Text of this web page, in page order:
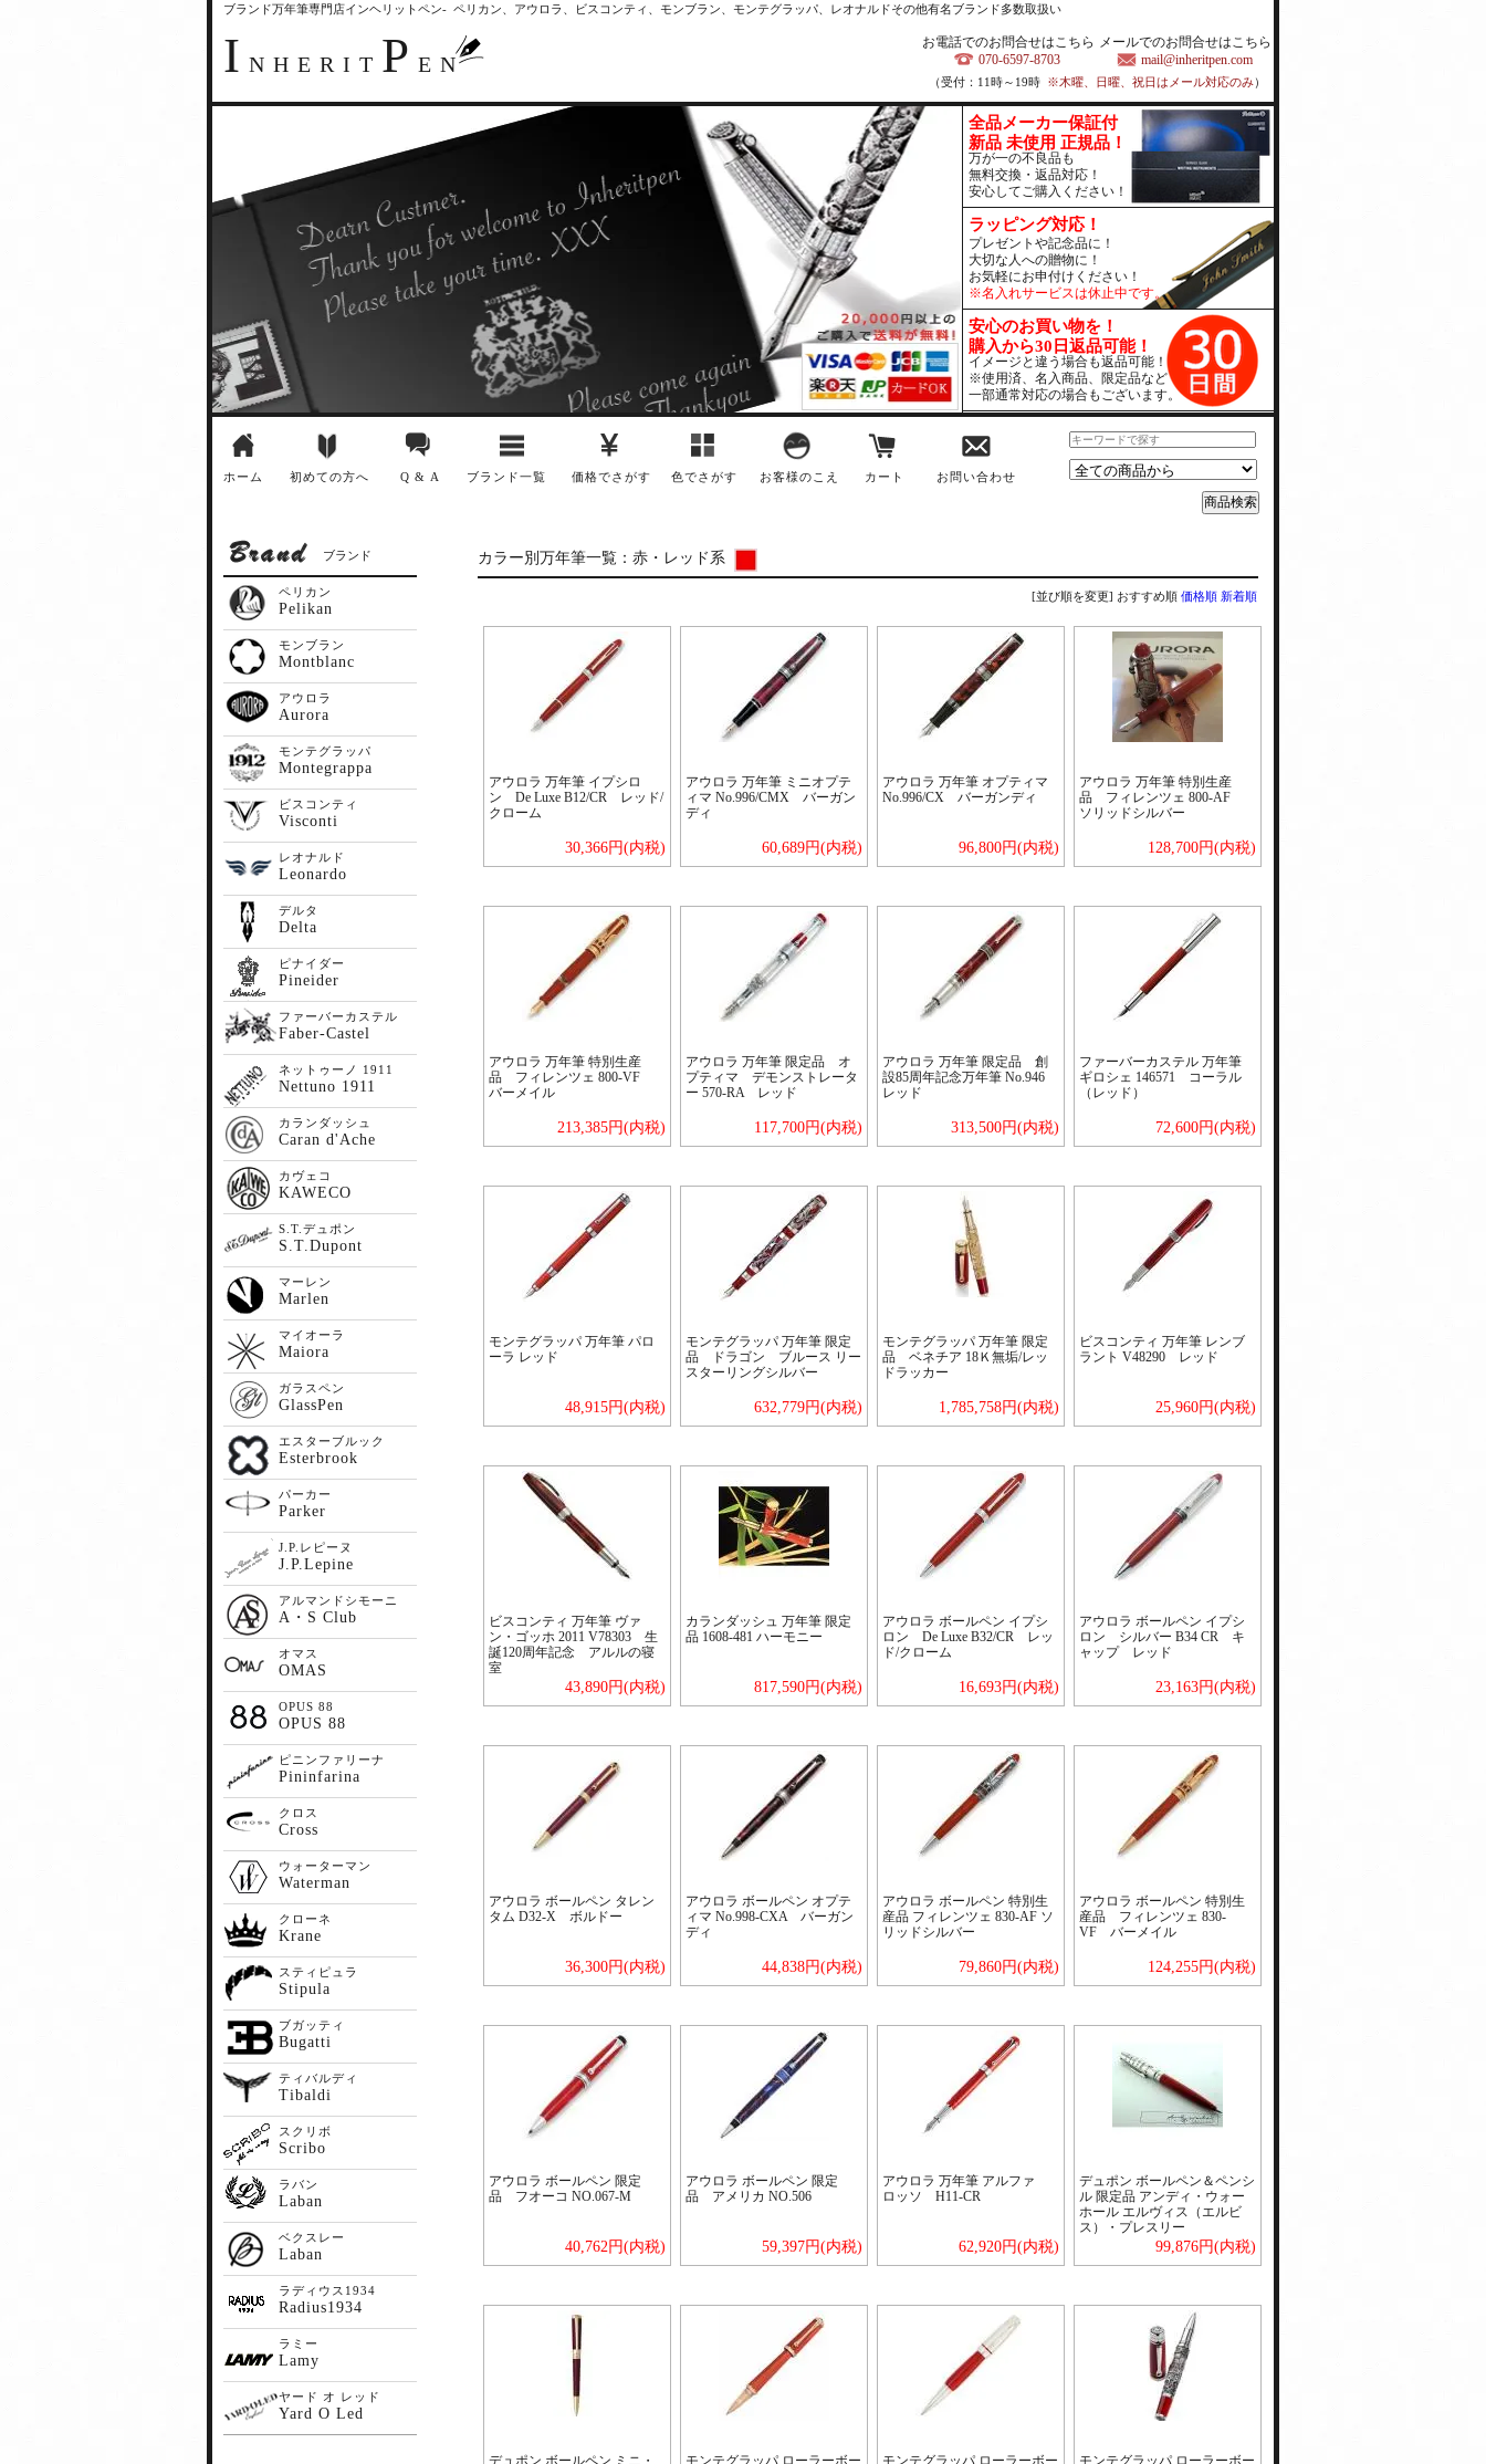
ブランド万年筆専門店インヘリットペン- ペリカン、アウロラ、ビスコンティ、モンブラン、モンテグラッパ、レオナルドその他有名ブランド多数取扱い
I NHERIT P EN
お電話でのお問合せはこちら
070-6597-8703
メールでのお問合せはこちら
mail@inheritpen.com
（受付：11時～19時 ※木曜、日曜、祝日はメール対応のみ）
全品メーカー保証付
新品 未使用 正規品！
万が一の不良品も
無料交換・返品対応！
安心してご購入ください！
ラッピング対応！
プレゼントや記念品に！
大切な人への贈物に！
お気軽にお申付けください！
※名入れサービスは休止中です。
安心のお買い物を！
購入から30日返品可能！
イメージと違う場合も返品可能！
※使用済、名入商品、限定品など
一部通常対応の場合もございます。
ホーム 初めての方へ Q & A ブランド一覧 価格でさがす 色でさがす お客様のこえ カート お問い合わせ
カラー別万年筆一覧： 赤・レッド系
[並び順を変更] おすすめ順 価格順 新着順
アウロラ 万年筆 イプシロ
ン De Luxe B12/CR レッド/
クローム
30,366円(内税)
アウロラ 万年筆 ミニオプテ
ィマ No.996/CMX バーガン
ディ
60,689円(内税)
アウロラ 万年筆 オプティマ
No.996/CX バーガンディ
96,800円(内税)
アウロラ 万年筆 特別生産
品 フィレンツェ 800-AF
ソリッドシルバー
128,700円(内税)
アウロラ 万年筆 特別生産
品 フィレンツェ 800-VF
バーメイル
213,385円(内税)
アウロラ 万年筆 限定品 オ
プティマ デモンストレータ
ー 570-RA レッド
117,700円(内税)
アウロラ 万年筆 限定品 創
設85周年記念万年筆 No.946
レッド
313,500円(内税)
ファーバーカステル 万年筆
ギロシェ 146571 コーラル
（レッド）
72,600円(内税)
モンテグラッパ 万年筆 パロ
ーラ レッド
48,915円(内税)
モンテグラッパ 万年筆 限定
品 ドラゴン ブルース リー
スターリングシルバー
632,779円(内税)
モンテグラッパ 万年筆 限定
品 ベネチア 18Ｋ無垢/レッ
ドラッカー
1,785,758円(内税)
ビスコンティ 万年筆 レンブ
ラント V48290 レッド
25,960円(内税)
ビスコンティ 万年筆 ヴァ
ン・ゴッホ 2011 V78303 生
誕120周年記念 アルルの寝
室
43,890円(内税)
カランダッシュ 万年筆 限定
品 1608-481 ハーモニー
817,590円(内税)
アウロラ ボールペン イプシ
ロン De Luxe B32/CR レッ
ド/クローム
16,693円(内税)
アウロラ ボールペン イプシ
ロン シルバー B34 CR キ
ャップ レッド
23,163円(内税)
アウロラ ボールペン タレン
タム D32-X ボルドー
36,300円(内税)
アウロラ ボールペン オプテ
ィマ No.998-CXA バーガン
ディ
44,838円(内税)
アウロラ ボールペン 特別生
産品 フィレンツェ 830-AF ソ
リッドシルバー
79,860円(内税)
アウロラ ボールペン 特別生
産品 フィレンツェ 830-
VF バーメイル
124,255円(内税)
アウロラ ボールペン 限定
品 フオーコ NO.067-M
40,762円(内税)
アウロラ ボールペン 限定
品 アメリカ NO.506
59,397円(内税)
アウロラ 万年筆 アルファ
ロッソ H11-CR
62,920円(内税)
デュポン ボールペン＆ペンシ
ル 限定品 アンディ・ウォー
ホール エルヴィス（エルビ
ス）・プレスリー
99,876円(内税)
デュポン ボールペン ミニ・
モンテグラッパ ローラーボー
モンテグラッパ ローラーボー
モンテグラッパ ローラーボー
ブランド
ペリカン
Pelikan
モンブラン
Montblanc
アウロラ
Aurora
モンテグラッパ
Montegrappa
ビスコンティ
Visconti
レオナルド
Leonardo
デルタ
Delta
ピナイダー
Pineider
ファーバーカステル
Faber-Castel
ネットゥーノ 1911
Nettuno 1911
カランダッシュ
Caran d'Ache
カヴェコ
KAWECO
S.T.デュポン
S.T.Dupont
マーレン
Marlen
マイオーラ
Maiora
ガラスペン
GlassPen
エスターブルック
Esterbrook
パーカー
Parker
J.P.レピーヌ
J.P.Lepine
アルマンドシモーニ
A・S Club
オマス
OMAS
OPUS 88
OPUS 88
ピニンファリーナ
Pininfarina
クロス
Cross
ウォーターマン
Waterman
クローネ
Krane
スティピュラ
Stipula
ブガッティ
Bugatti
ティバルディ
Tibaldi
スクリボ
Scribo
ラバン
Laban
ベクスレー
Laban
ラディウス1934
Radius1934
ラミー
Lamy
ヤード オ レッド
Yard O Led